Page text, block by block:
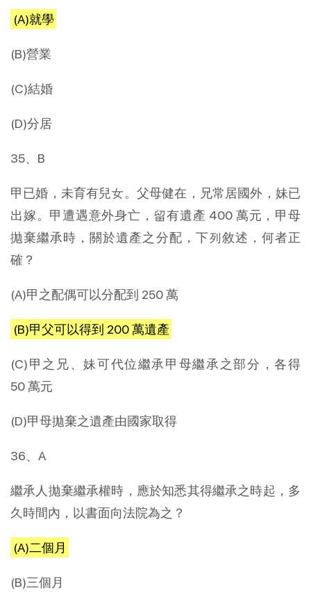
(A)就學
(B)營業
(C)結婚
(D)分居
35、B
甲已婚，未育有兒女。父母健在，兄常居國外，妹已
出嫁。甲遭遇意外身亡，留有遺產 400 萬元，甲母
拋棄繼承時，關於遺產之分配，下列敘述，何者正
確？
(A)甲之配偶可以分配到 250 萬
(B)甲父可以得到 200 萬遺產
(C)甲之兄、妹可代位繼承甲母繼承之部分，各得
50 萬元
(D)甲母拋棄之遺產由國家取得
36、A
繼承人拋棄繼承權時，應於知悉其得繼承之時起，多
久時間內，以書面向法院為之？
(A)二個月
(B)三個月